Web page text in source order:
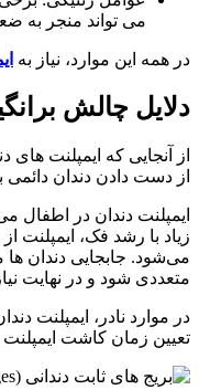
می تواند منجر به
در همه این موارد، نیاز به
دلایل چالش
از آنجایی که ایمپلنت
از دست دادن دندان
ایمپلنت دندان در اطفال
زیاد با رشد فک، ایمپلنت
متعددی شود و در نهایت
در موارد نادر، ایمپلنت
تعیین زمان کاشت